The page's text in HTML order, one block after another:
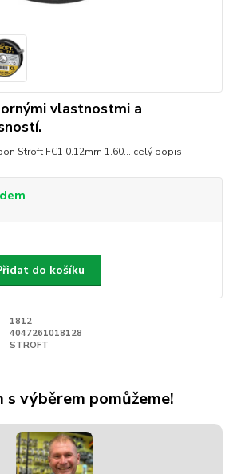
vlastnostmi a
Stroft FC1 0.12mm 1.60... celý popis
do košíku
1812
4047261018128
STROFT
s výběrem pomůžeme!